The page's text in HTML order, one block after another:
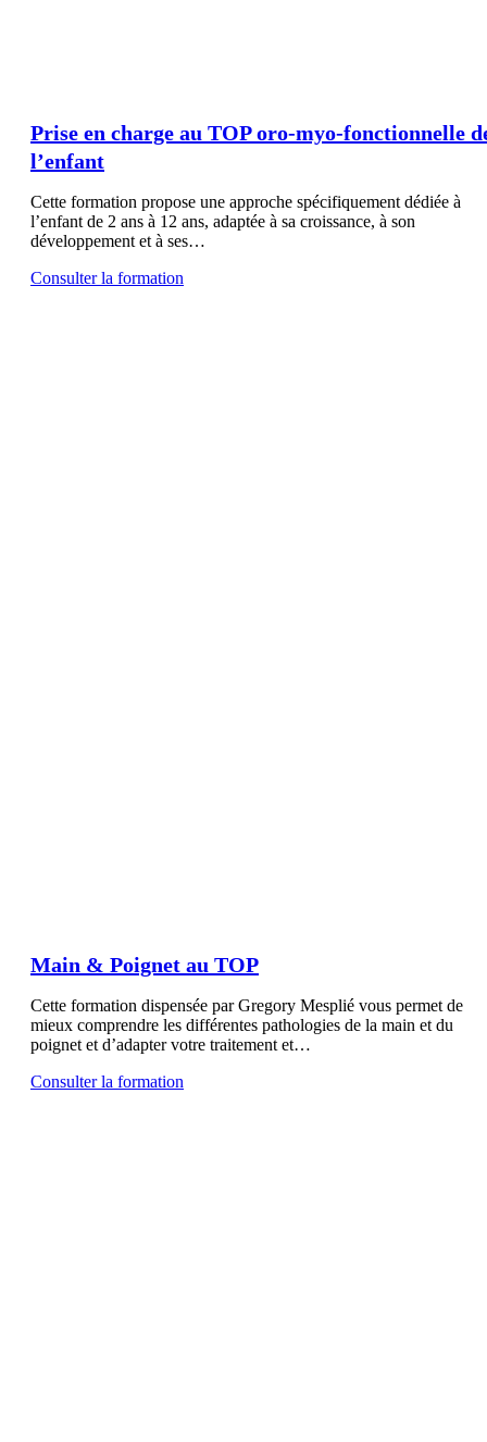
Prise en charge au TOP oro-myo-fonctionnelle
l’enfant
Cette formation propose une approche spécifiquement dédiée à
l’enfant de 2 ans à 12 ans, adaptée à sa croissance, à son
développement et à ses…
Consulter la formation
Main & Poignet au TOP
Cette formation dispensée par Gregory Mesplié vous permet de
mieux comprendre les différentes pathologies de la main et du
poignet et d’adapter votre traitement et…
Consulter la formation